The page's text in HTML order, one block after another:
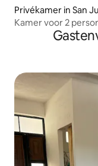
Privékamer in San
Kamer voor 2